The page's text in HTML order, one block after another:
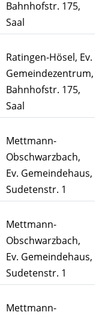
Bahnhofstr. 175,
Saal
Ratingen-Hösel, Ev.
Gemeindezentrum,
Bahnhofstr. 175,
Saal
Mettmann-
Obschwarzbach,
Ev. Gemeindehaus,
Sudetenstr. 1
Mettmann-
Obschwarzbach,
Ev. Gemeindehaus,
Sudetenstr. 1
Mettmann-